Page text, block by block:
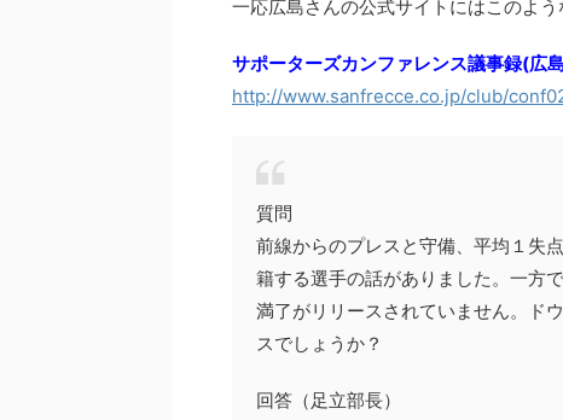
一応広島さんの公式サイトにはこのよう
サポーターズカンファレンス議事録(広
http://www.sanfrecce.co.jp/club/
質問
前線からのプレスと守備、平均１失
籍する選手の話がありました。一方
満了がリリースされていません。ド
スでしょうか？
回答（足立部長）